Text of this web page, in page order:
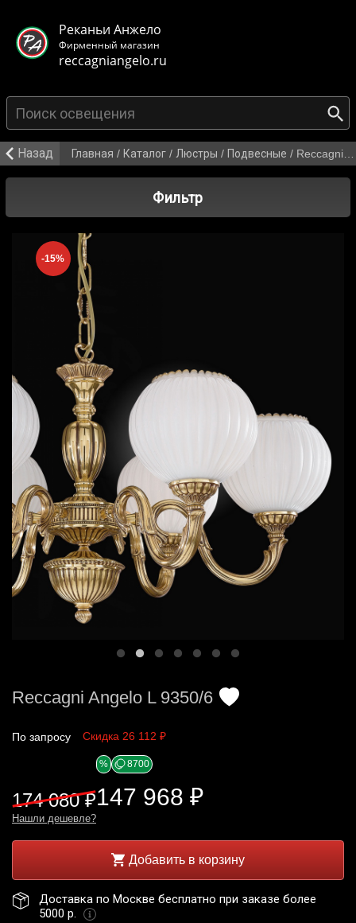
Реканьи Анжело
Фирменный магазин
reccagniangelo.ru
Назад Главная / Каталог/ Люстры / Подвесные / Reccagni Angelo L 9350/6
Фильтр
-15%
Reccagni Angelo L 9350/6
По запросу Скидка 26 112 ₽
174 080 ₽
% 8700
147 968 ₽
Нашли дешевле?
Добавить в корзину
Доставка по Москве бесплатно при заказе более
5000 р.